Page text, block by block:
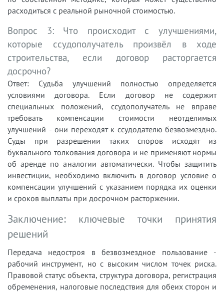
расходиться с реальной рыночной стоимостью.
Вопрос 3: Что происходит с улучшениями,
которые ссудополучатель произвёл в ходе
строительства, если договор расторгается
досрочно?
Ответ: Судьба улучшений полностью определяется
условиями договора. Если договор не содержит
специальных положений, ссудополучатель не вправе
требовать компенсации стоимости неотделимых
улучшений - они переходят к ссудодателю безвозмездно.
Суды при разрешении таких споров исходят из
буквального толкования договора и не применяют нормы
об аренде по аналогии автоматически. Чтобы защитить
инвестиции, необходимо включить в договор условие о
компенсации улучшений с указанием порядка их оценки
и сроков выплаты при досрочном расторжении.
Заключение: ключевые точки принятия
решений
Передача недостроя в безвозмездное пользование -
рабочий инструмент, но с высоким числом точек риска.
Правовой статус объекта, структура договора, регистрация
обременения, налоговые последствия для обеих сторон и